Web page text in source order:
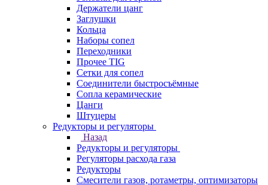
Держатели цанг
Заглушки
Кольца
Наборы сопел
Переходники
Прочее TIG
Сетки для сопел
Соединители быстросъёмные
Сопла керамические
Цанги
Штуцеры
Редукторы и регуляторы
Назад
Редукторы и регуляторы
Регуляторы расхода газа
Редукторы
Смесители газов, ротаметры, оптимизаторы